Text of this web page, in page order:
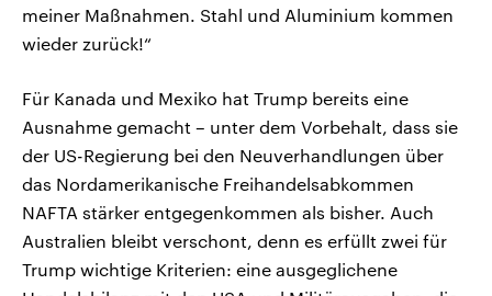
meiner Maßnahmen. Stahl und Aluminium kommen
wieder zurück!“
Für Kanada und Mexiko hat Trump bereits eine
Ausnahme gemacht – unter dem Vorbehalt, dass sie
der US-Regierung bei den Neuverhandlungen über
das Nordamerikanische Freihandelsabkommen
NAFTA stärker entgegenkommen als bisher. Auch
Australien bleibt verschont, denn es erfüllt zwei für
Trump wichtige Kriterien: eine ausgeglichene